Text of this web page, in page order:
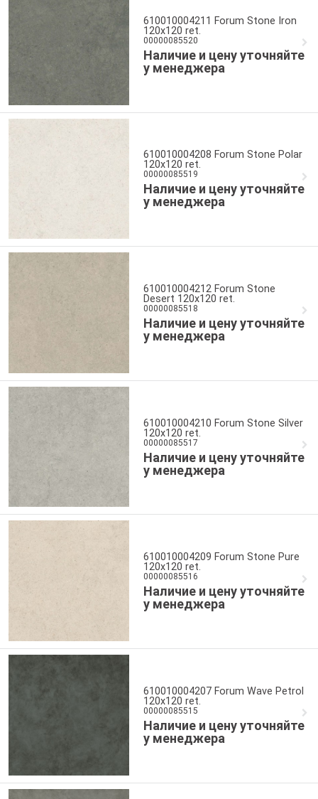
610010004211 Forum Stone Iron
120x120 ret.
00000085520
Наличие и цену уточняйте
у менеджера
610010004208 Forum Stone Polar
120x120 ret.
00000085519
Наличие и цену уточняйте
у менеджера
610010004212 Forum Stone
Desert 120x120 ret.
00000085518
Наличие и цену уточняйте
у менеджера
610010004210 Forum Stone Silver
120x120 ret.
00000085517
Наличие и цену уточняйте
у менеджера
610010004209 Forum Stone Pure
120x120 ret.
00000085516
Наличие и цену уточняйте
у менеджера
610010004207 Forum Wave Petrol
120x120 ret.
00000085515
Наличие и цену уточняйте
у менеджера